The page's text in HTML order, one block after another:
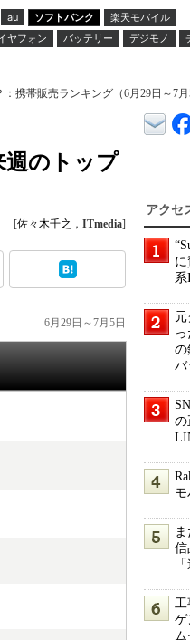
au ソフトバンク
楽天モバイル
ヤフォン バッテリー デジモノ
携帯販売ランキング（6月29日～7月
週のトップ
[佐々木千之 ， ITmedia]
6月29日～7月5日
アクセ
系
の
バ
の
信
工
ゲ
ム